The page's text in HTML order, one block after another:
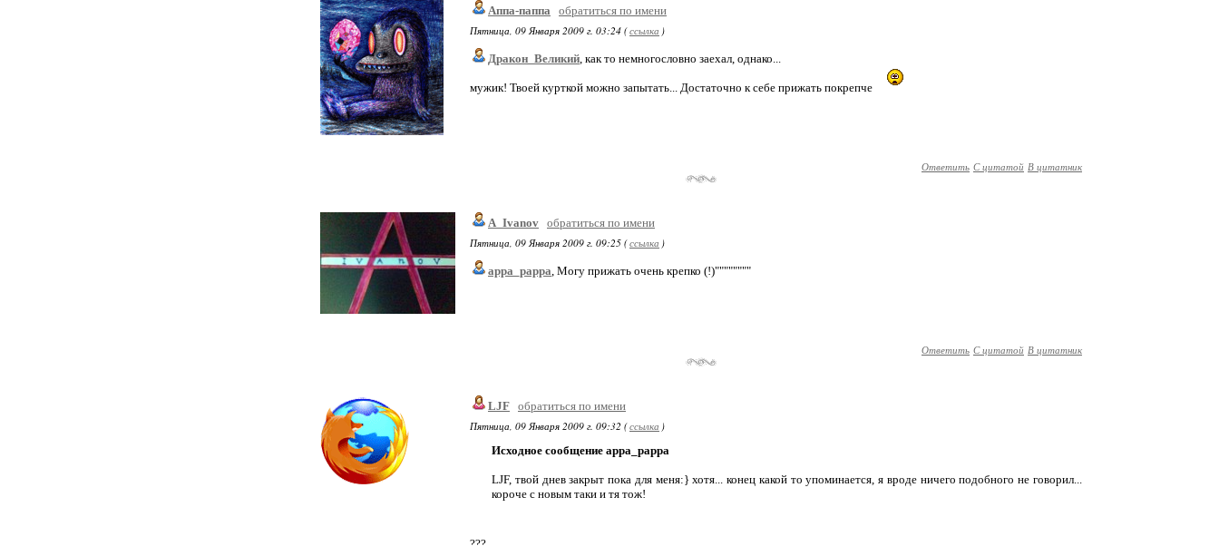
Аппа-паппа
обратиться по имени
Пятница, 09 Января 2009 г. 03:24 (ссылка )
Дракон_Великий, как то немногословно заехал, однако...
мужик! Твоей курткой можно запытать... Достаточно к себе прижать покрепче
Ответить С цитатой В цитатник
A_Ivanov обратиться по имени
Пятница, 09 Января 2009 г. 09:25 (ссылка )
appa_pappa, Могу прижать очень крепко (!)""""""""
Ответить С цитатой В цитатник
LJF обратиться по имени
Пятница, 09 Января 2009 г. 09:32 (ссылка )
Исходное сообщение appa_pappa
LJF, твой днев закрыт пока для меня:} хотя... конец какой то упоминается, я вроде ничего подобного не говорил...
короче с новым таки и тя тож!